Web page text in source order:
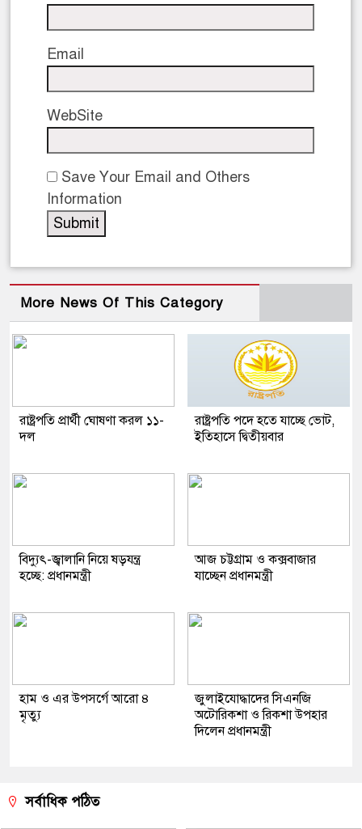
Email
WebSite
Save Your Email and Others
Information
More News Of This Category
রাষ্ট্রপতি প্রার্থী ঘোষণা করল ১১-
দল
রাষ্ট্রপতি পদে হতে যাচ্ছে ভোট,
ইতিহাসে দ্বিতীয়বার
বিদ্যুৎ-জ্বালানি নিয়ে ষড়যন্ত্র
হচ্ছে: প্রধানমন্ত্রী
আজ চট্টগ্রাম ও কক্সবাজার
যাচ্ছেন প্রধানমন্ত্রী
হাম ও এর উপসর্গে আরো ৪
মৃত্যু
জুলাইযোদ্ধাদের সিএনজি
অটোরিকশা ও রিকশা উপহার
দিলেন প্রধানমন্ত্রী
সর্বাধিক পঠিত